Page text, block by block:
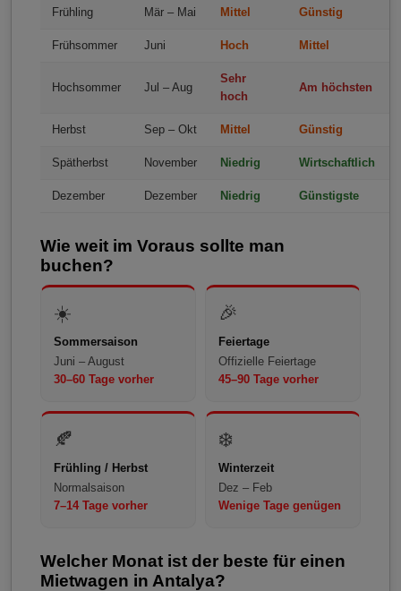
Frühling Mär – Mai Mittel Günstig
Frühsommer Juni Hoch Mittel
Hochsommer Jul – Aug
Sehr
hoch
Am höchsten
Herbst Sep – Okt Mittel Günstig
Spätherbst November Niedrig Wirtschaftlich
Dezember Dezember Niedrig Günstigste
Wie weit im Voraus sollte man
buchen?
☀️
Sommersaison
Juni – August
30–60 Tage vorher
🎉
Feiertage
Offizielle Feiertage
45–90 Tage vorher
🍂
Frühling / Herbst
Normalsaison
7–14 Tage vorher
❄️
Winterzeit
Dez – Feb
Wenige Tage genügen
Welcher Monat ist der beste für einen
Mietwagen in Antalya?